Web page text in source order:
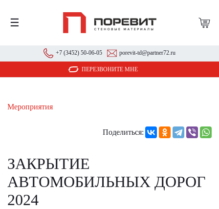
☰
+7 (3452) 50-06-05 porevit-td@partner72.ru
ПЕРЕЗВОНИТЕ МНЕ
Мероприятия
Поделиться:
ЗАКРЫТИЕ
АВТОМОБИЛЬНЫХ ДОРОГ
2024